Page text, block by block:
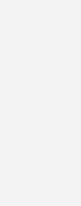
Klima e. V. (
Kenner ist seit mehr
und Normung
von
tätig.
Stiebel
Funktion aktiv.
Verbandes
Zuvor leitete er unter